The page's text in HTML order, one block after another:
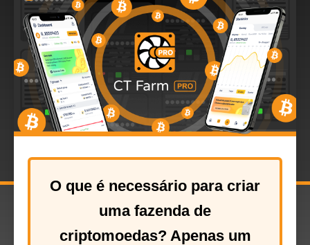
O que é necessário para criar
uma fazenda de
criptomoedas? Apenas um